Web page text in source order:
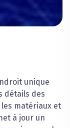
unique
détails des
matériaux et
à jour un